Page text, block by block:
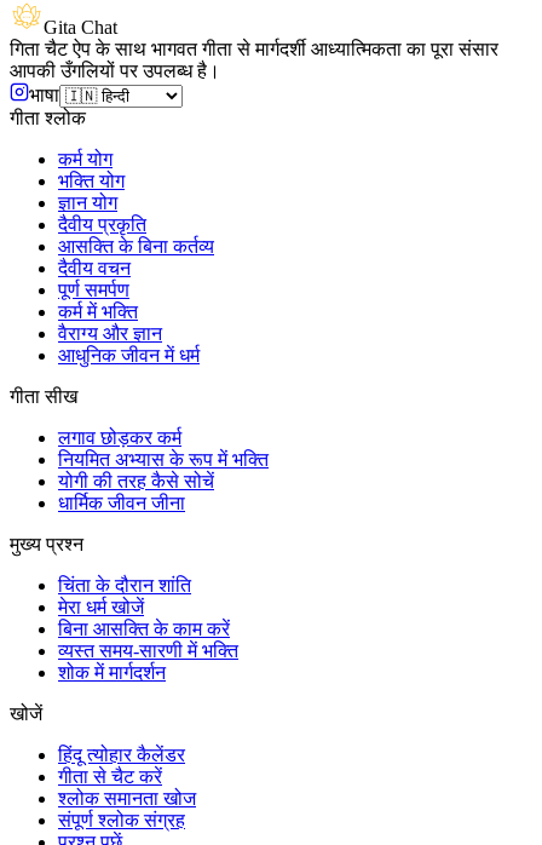
Gita Chat
गिता चैट ऐप के साथ भागवत गीता से मार्गदर्शी आध्यात्मिकता का पूरा संसार
आपकी उँगलियों पर उपलब्ध है।
भाषा
गीता श्लोक
कर्म योग
भक्ति योग
ज्ञान योग
दैवीय प्रकृति
आसक्ति के बिना कर्तव्य
दैवीय वचन
पूर्ण समर्पण
कर्म में भक्ति
वैराग्य और ज्ञान
आधुनिक जीवन में धर्म
गीता सीख
लगाव छोड़कर कर्म
नियमित अभ्यास के रूप में भक्ति
योगी की तरह कैसे सोचें
धार्मिक जीवन जीना
मुख्य प्रश्न
चिंता के दौरान शांति
मेरा धर्म खोजें
बिना आसक्ति के काम करें
व्यस्त समय-सारणी में भक्ति
शोक में मार्गदर्शन
खोजें
हिंदू त्योहार कैलेंडर
गीता से चैट करें
श्लोक समानता खोज
संपूर्ण श्लोक संग्रह